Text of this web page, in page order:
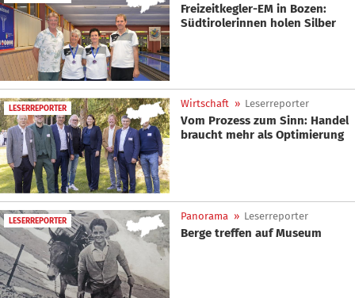
Freizeitkegler-EM in Bozen:
Südtirolerinnen holen Silber
LESERREPORTER Wirtschaft » Leserreporter
Vom Prozess zum Sinn: Handel
braucht mehr als Optimierung
LESERREPORTER Panorama » Leserreporter
Berge treffen auf Museum